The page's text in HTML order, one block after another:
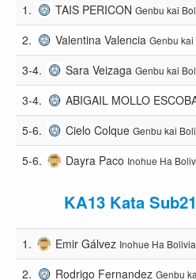
1. TAIS PERICON Genbu kai
2. Valentina Valencia Genbu
3-4. Sara Veizaga Genbu kai
3-4. ABIGAIL MOLLO
5-6. Cielo Colque Genbu kai
5-6. Dayra Paco Inohue Ha
KA13 Kata
1. Emir Gálvez Inohue Ha Bolivia
2. Rodrigo Fernandez Genbu